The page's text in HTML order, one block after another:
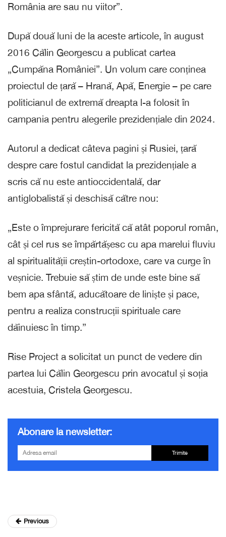
România are sau nu viitor”.
După două luni de la aceste articole, în august
2016 Călin Georgescu a publicat cartea
„Cumpăna României”. Un volum care conținea
proiectul de țară – Hrană, Apă, Energie – pe care
politicianul de extremă dreapta l-a folosit în
campania pentru alegerile prezidențiale din 2024.
Autorul a dedicat câteva pagini și Rusiei, țară
despre care fostul candidat la prezidențiale a
scris că nu este antioccidentală, dar
antiglobalistă și deschisă către nou:
„Este o împrejurare fericită că atât poporul român,
cât și cel rus se împărtășesc cu apa marelui fluviu
al spiritualității creștin-ortodoxe, care va curge în
veșnicie. Trebuie să știm de unde este bine să
bem apa sfântă, aducătoare de liniște și pace,
pentru a realiza construcții spirituale care
dăinuiesc în timp.”
Rise Project a solicitat un punct de vedere din
partea lui Călin Georgescu prin avocatul și soția
acestuia, Cristela Georgescu.
Abonare la newsletter:
Trimite
Previous